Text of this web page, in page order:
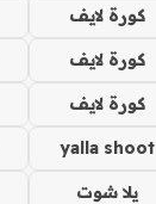
كورة لايف
كورة لايف
كورة لايف
yalla shoot
يلا شوت